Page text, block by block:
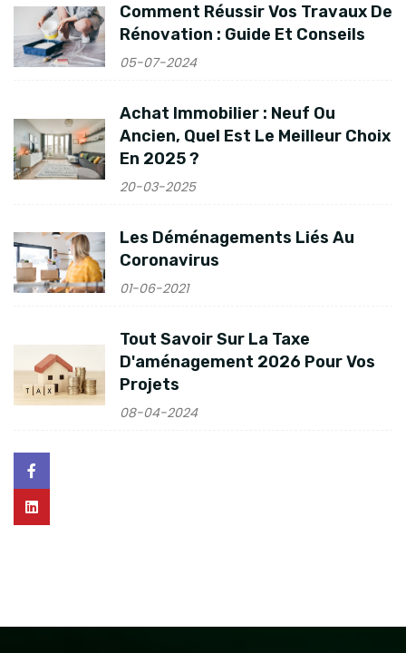
Comment Réussir Vos Travaux De
Rénovation : Guide Et Conseils
05-07-2024
Achat Immobilier : Neuf Ou
Ancien, Quel Est Le Meilleur Choix
En 2025 ?
20-03-2025
Les Déménagements Liés Au
Coronavirus
01-06-2021
Tout Savoir Sur La Taxe
D'aménagement 2026 Pour Vos
Projets
08-04-2024